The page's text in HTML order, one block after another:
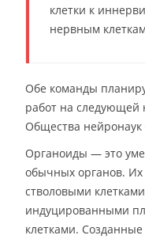
клетки к
нервным
Обе команды
работ на следующей
Общества
Органоиды — это
обычных органов. Их
стволовыми
индуцированными
клетками.